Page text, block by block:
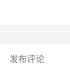
发布评论